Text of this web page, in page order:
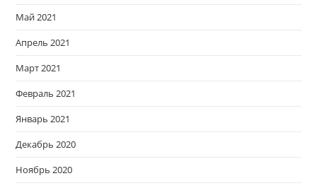
Май 2021
Апрель 2021
Март 2021
Февраль 2021
Январь 2021
Декабрь 2020
Ноябрь 2020